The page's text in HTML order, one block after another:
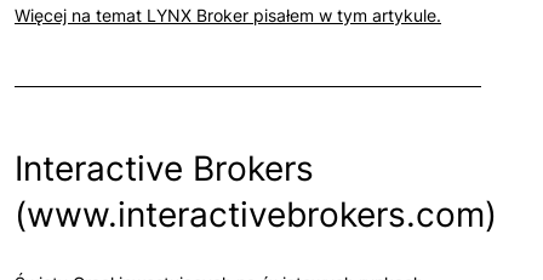
Więcej na temat LYNX Broker pisałem w tym artykule.
Interactive Brokers
(www.interactivebrokers.com)